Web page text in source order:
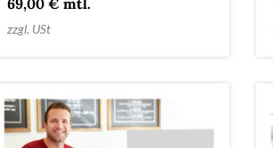
69,00 € mtl.
zzgl. USt